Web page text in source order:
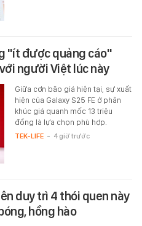
"ít được quảng cáo"
người Việt lúc này
Giữa cơn bão giá hiện tại, sự xuất
hiện của Galaxy S25 FE ở phân
khúc giá quanh mốc 13 triệu
đồng là lựa chọn phù hợp.
TEK-LIFE - 4 giờ trước
duy trì 4 thói quen này
hồng hào